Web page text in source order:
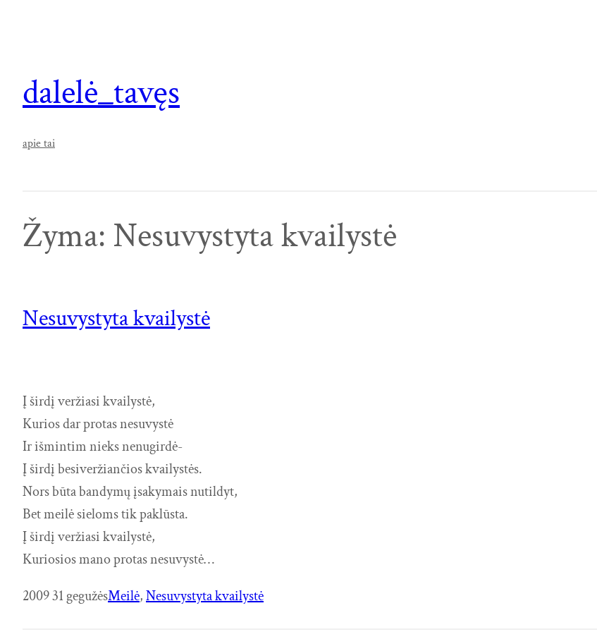
dalelė_tavęs
apie tai
Žyma: Nesuvystyta kvailystė
Nesuvystyta kvailystė
Į širdį veržiasi kvailystė,
Kurios dar protas nesuvystė
Ir išmintim nieks nenugirdė-
Į širdį besiveržiančios kvailystės.
Nors būta bandymų įsakymais nutildyt,
Bet meilė sieloms tik paklūsta.
Į širdį veržiasi kvailystė,
Kuriosios mano protas nesuvystė…
2009 31 gegužėsMeilė, Nesuvystyta kvailystė